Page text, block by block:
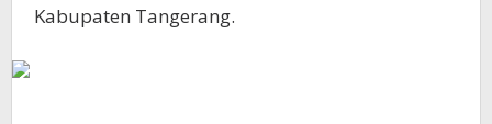
Kabupaten Tangerang.